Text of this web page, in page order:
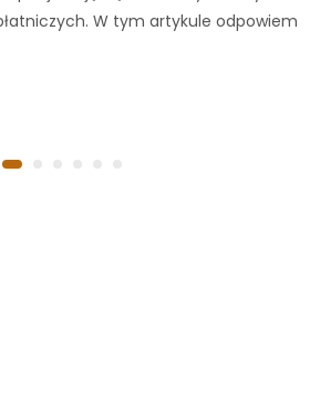
W tym artykule odpowiem